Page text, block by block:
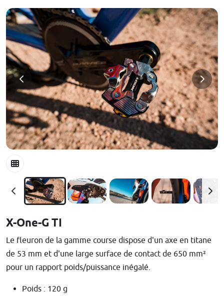
X-One-G TI
Le fleuron de la gamme course dispose d'un axe en titane
de 53 mm et d'une large surface de contact de 650 mm²
pour un rapport poids/puissance inégalé.
Poids : 120 g